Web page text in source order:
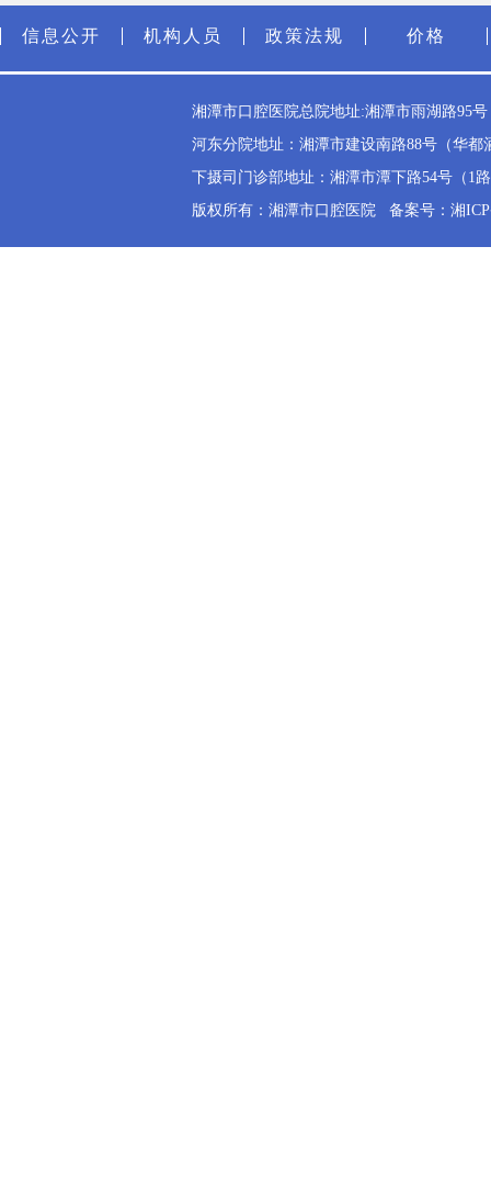
信息公开 机构人员 政策法规 价格
湘潭市口腔医院总院地址:湘潭市雨湖路95
河东分院地址：湘潭市建设南路88号（华都
下摄司门诊部地址：湘潭市潭下路54号（1
版权所有：湘潭市口腔医院 备案号：湘